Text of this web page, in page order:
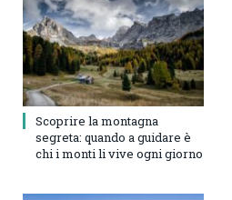
Scoprire la montagna
segreta: quando a guidare è
chi i monti li vive ogni giorno